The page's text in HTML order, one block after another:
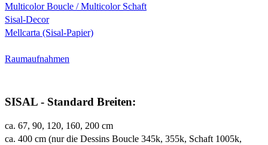
Multicolor Boucle / Multicolor Schaft
Sisal-Decor
Mellcarta (Sisal-Papier)
Raumaufnahmen
SISAL - Standard Breiten:
ca. 67, 90, 120, 160, 200 cm
ca. 400 cm (nur die Dessins Boucle 345k, 355k, Schaft 1005k,